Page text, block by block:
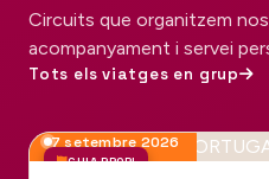
Circuits que organitzem
acompanyament i servei
Tots els viatges en grup
GUIA PROPI
7 setembre 2026